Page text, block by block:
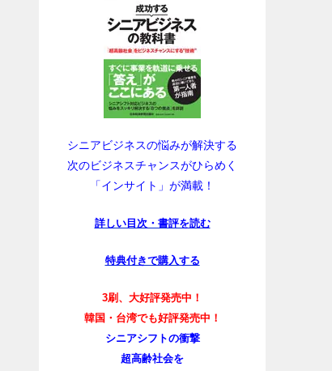
シニアビジネスの悩みが解決する
次のビジネスチャンスがひらめく
「インサイト」が満載！
詳しい目次・書評を読む
特典付きで購入する
3刷、大好評発売中！
韓国・台湾でも好評発売中！
シニアシフトの衝撃
超高齢社会を